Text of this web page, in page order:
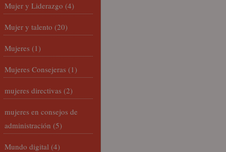
Mujer y Liderazgo (4)
Mujer y talento (20)
Mujeres (1)
Mujeres Consejeras (1)
mujeres directivas (2)
mujeres en consejos de
administración (5)
Mundo digital (4)